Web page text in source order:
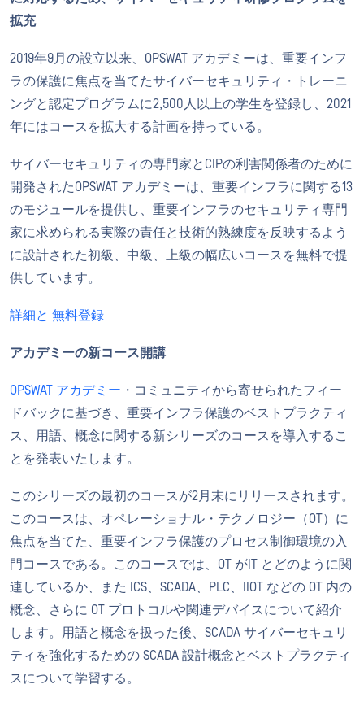
拡充
2019年9月の設立以来、OPSWAT アカデミーは、重要インフ
ラの保護に焦点を当てたサイバーセキュリティ・トレーニ
ングと認定プログラムに2,500人以上の学生を登録し、2021
年にはコースを拡大する計画を持っている。
サイバーセキュリティの専門家とCIPの利害関係者のために
開発されたOPSWAT アカデミーは、重要インフラに関する13
のモジュールを提供し、重要インフラのセキュリティ専門
家に求められる実際の責任と技術的熟練度を反映するよう
に設計された初級、中級、上級の幅広いコースを無料で提
供しています。
詳細と 無料登録
アカデミーの新コース開講
OPSWAT アカデミー ・コミュニティから寄せられたフィー
ドバックに基づき、重要インフラ保護のベストプラクティ
ス、用語、概念に関する新シリーズのコースを導入するこ
とを発表いたします。
このシリーズの最初のコースが2月末にリリースされます。
このコースは、オペレーショナル・テクノロジー（OT）に
焦点を当てた、重要インフラ保護のプロセス制御環境の入
門コースである。このコースでは、OT がIT とどのように関
連しているか、また ICS、SCADA、PLC、IIOT などの OT 内の
概念、さらに OT プロトコルや関連デバイスについて紹介
します。用語と概念を扱った後、SCADA サイバーセキュリ
ティを強化するための SCADA 設計概念とベストプラクティ
スについて学習する。